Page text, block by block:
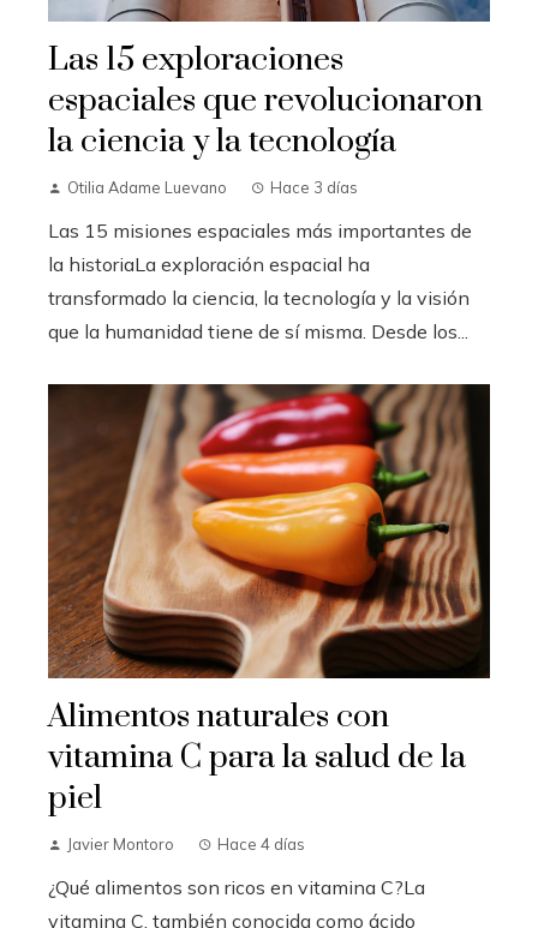
Las 15 exploraciones
espaciales que revolucionaron
la ciencia y la tecnología
Otilia Adame Luevano Hace 3 días
Las 15 misiones espaciales más importantes de
la historiaLa exploración espacial ha
transformado la ciencia, la tecnología y la visión
que la humanidad tiene de sí misma. Desde los...
Alimentos naturales con
vitamina C para la salud de la
piel
Javier Montoro Hace 4 días
¿Qué alimentos son ricos en vitamina C?La
vitamina C, también conocida como ácido